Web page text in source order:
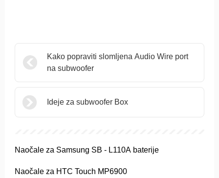
Kako popraviti slomljena Audio Wire port
na subwoofer
Ideje za subwoofer Box
Naočale za Samsung SB - L110A baterije
Naočale za HTC Touch MP6900